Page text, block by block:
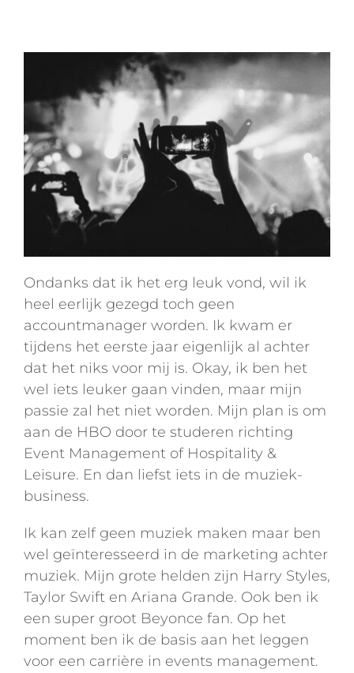
Ondanks dat ik het erg leuk vond, wil ik
heel eerlijk gezegd toch geen
accountmanager worden. Ik kwam er
tijdens het eerste jaar eigenlijk al achter
dat het niks voor mij is. Okay, ik ben het
wel iets leuker gaan vinden, maar mijn
passie zal het niet worden. Mijn plan is om
aan de HBO door te studeren richting
Event Management of Hospitality &
Leisure. En dan liefst iets in de muziek-
business.
Ik kan zelf geen muziek maken maar ben
wel geïnteresseerd in de marketing achter
muziek. Mijn grote helden zijn Harry Styles,
Taylor Swift en Ariana Grande. Ook ben ik
een super groot Beyonce fan. Op het
moment ben ik de basis aan het leggen
voor een carrière in events management.